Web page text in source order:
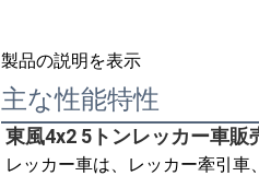
製品の説明を表示
主な性能特性
東風4x2 5トンレッカー車販
レッカー車は、レッカー牽引